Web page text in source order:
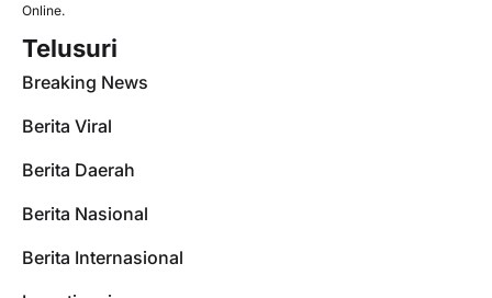
Online.
Telusuri
Breaking News
Berita Viral
Berita Daerah
Berita Nasional
Berita Internasional